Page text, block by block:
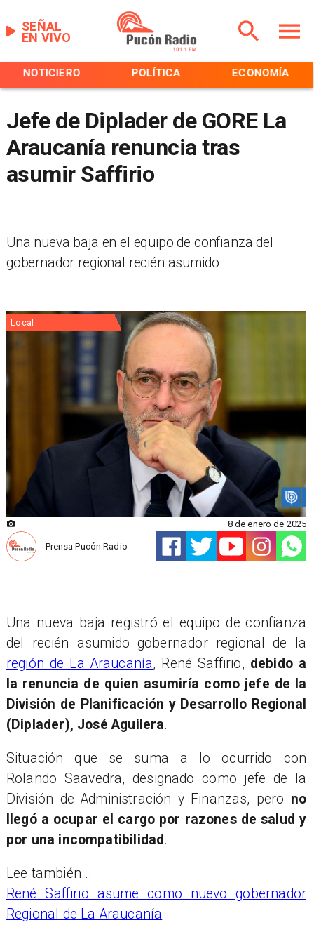
EN VIVO
SEÑAL
NOTICIERO POLÍTICA ECONOMÍA
Jefe de Diplader de GORE La
Araucanía renuncia tras
asumir Saffirio
Una nueva baja en el equipo de confianza del
gobernador regional recién asumido
Local
Prensa Pucón Radio
8 de enero de 2025
Una nueva baja registró el equipo de confianza
del recién asumido gobernador regional de la
región de La Araucanía, René Saffirio, debido a
la renuncia de quien asumiría como jefe de la
División de Planificación y Desarrollo Regional
(Diplader), José Aguilera.
Situación que se suma a lo ocurrido con
Rolando Saavedra, designado como jefe de la
División de Administración y Finanzas, pero no
llegó a ocupar el cargo por razones de salud y
por una incompatibilidad .
Lee también...
René Saffirio asume como nuevo gobernador
Regional de La Araucanía